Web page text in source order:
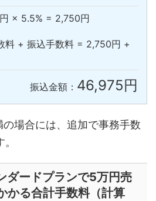
× 5.5% = 2,750円
料 + 振込手数料 = 2,750円 +
振込金額： 46,975円
場合には、追加で事務手数
ダードプランで5万円売
かる合計手数料（計算